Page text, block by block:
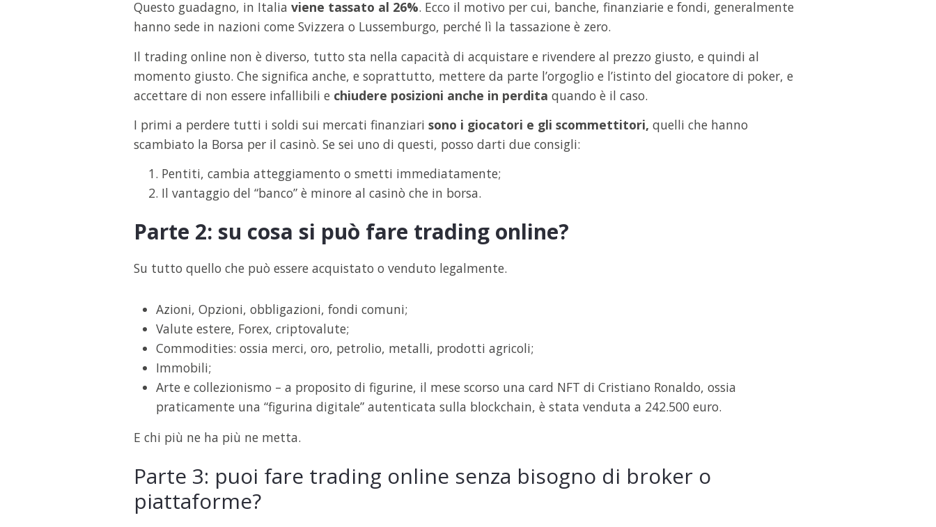
Questo guadagno, in Italia viene tassato al 26%. Ecco il motivo per cui, banche, finanziarie e fondi, generalmente
hanno sede in nazioni come Svizzera o Lussemburgo, perché lì la tassazione è zero.
Il trading online non è diverso, tutto sta nella capacità di acquistare e rivendere al prezzo giusto, e quindi al
momento giusto. Che significa anche, e soprattutto, mettere da parte l’orgoglio e l’istinto del giocatore di poker, e
accettare di non essere infallibili e chiudere posizioni anche in perdita quando è il caso.
I primi a perdere tutti i soldi sui mercati finanziari sono i giocatori e gli scommettitori, quelli che hanno
scambiato la Borsa per il casinò. Se sei uno di questi, posso darti due consigli:
Pentiti, cambia atteggiamento o smetti immediatamente;
Il vantaggio del “banco” è minore al casinò che in borsa.
Parte 2: su cosa si può fare trading online?
Su tutto quello che può essere acquistato o venduto legalmente.
Azioni, Opzioni, obbligazioni, fondi comuni;
Valute estere, Forex, criptovalute;
Commodities: ossia merci, oro, petrolio, metalli, prodotti agricoli;
Immobili;
Arte e collezionismo – a proposito di figurine, il mese scorso una card NFT di Cristiano Ronaldo, ossia
praticamente una “figurina digitale” autenticata sulla blockchain, è stata venduta a 242.500 euro.
E chi più ne ha più ne metta.
Parte 3: puoi fare trading online senza bisogno di broker o
piattaforme?